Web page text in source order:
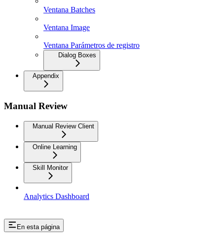
Ventana Batches
Ventana Image
Ventana Parámetros de registro
Dialog Boxes
Appendix
Manual Review
Manual Review Client
Online Learning
Skill Monitor
Analytics Dashboard
En esta página